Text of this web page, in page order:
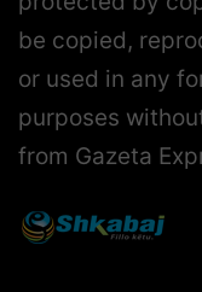
be copied,
or used in any
purposes
from Gazeta